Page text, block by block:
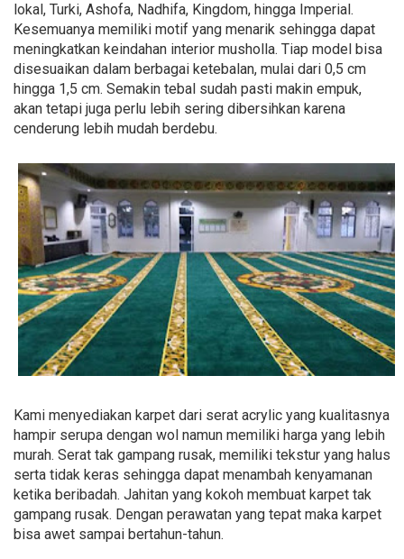
lokal, Turki, Ashofa, Nadhifa, Kingdom, hingga Imperial.
Kesemuanya memiliki motif yang menarik sehingga dapat
meningkatkan keindahan interior musholla. Tiap model bisa
disesuaikan dalam berbagai ketebalan, mulai dari 0,5 cm
hingga 1,5 cm. Semakin tebal sudah pasti makin empuk,
akan tetapi juga perlu lebih sering dibersihkan karena
cenderung lebih mudah berdebu.
Kami menyediakan karpet dari serat acrylic yang kualitasnya
hampir serupa dengan wol namun memiliki harga yang lebih
murah. Serat tak gampang rusak, memiliki tekstur yang halus
serta tidak keras sehingga dapat menambah kenyamanan
ketika beribadah. Jahitan yang kokoh membuat karpet tak
gampang rusak. Dengan perawatan yang tepat maka karpet
bisa awet sampai bertahun-tahun.